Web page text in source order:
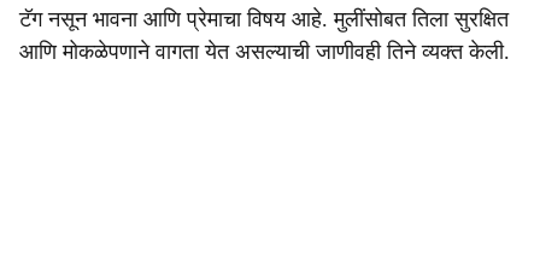
टॅग नसून भावना आणि प्रेमाचा विषय आहे. मुलींसोबत तिला सुरक्षित
आणि मोकळेपणाने वागता येत असल्याची जाणीवही तिने व्यक्त केली.